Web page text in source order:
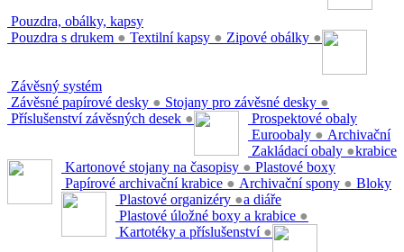
Pouzdra, obálky, kapsy
Pouzdra s drukem ● Textilní kapsy ● Zipové obálky ●
Závěsný systém
Závěsné papírové desky ● Stojany pro závěsné desky ●
Příslušenství závěsných desek ●
Prospektové obaly
Euroobaly ●
Zakládací obaly ●
Archivační
krabice
Kartonové stojany na časopisy ●
Papírové archivační krabice ● Archivační spony ●
Plastové boxy
Plastové organizéry ●
Plastové úložné boxy a krabice ●
Kartotéky a příslušenství ●
Bloky
a diáře